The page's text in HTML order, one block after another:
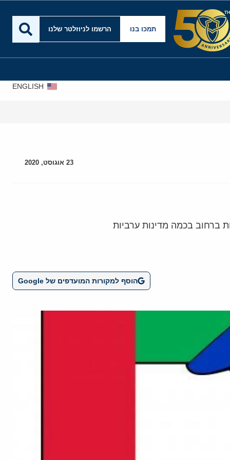
תמכו בנו הרשמו לניוזלטר שלנו
ENGLISH
23 אוגוסט, 2020
ברחוב בכמה מדינות ערביות
הוסף למקורות המועדפים של Google